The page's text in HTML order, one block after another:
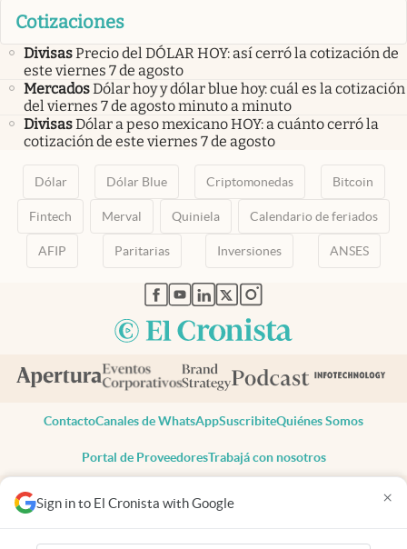
Sign in to El Cronista with Google ×
Cotizaciones
DivisasPrecio del DÓLAR HOY: así cerró la cotización de
este viernes 7 de agosto
MercadosDólar hoy y dólar blue hoy: cuál es la cotización
del viernes 7 de agosto minuto a minuto
DivisasDólar a peso mexicano HOY: a cuánto cerró la
cotización de este viernes 7 de agosto
Dólar Dólar Blue Criptomonedas Bitcoin
Fintech Merval Quiniela Calendario de feriados
AFIP Paritarias Inversiones ANSES
abre en nueva pestaña
abre en nueva pestaña
abre en nueva pestaña
abre en nueva pestaña
abre en nueva pestaña
ContactoCanales de WhatsAppSuscribiteQuiénes Somos
Portal de ProveedoresTrabajá con nosotros
Todos los derechos reservados
Privacidad